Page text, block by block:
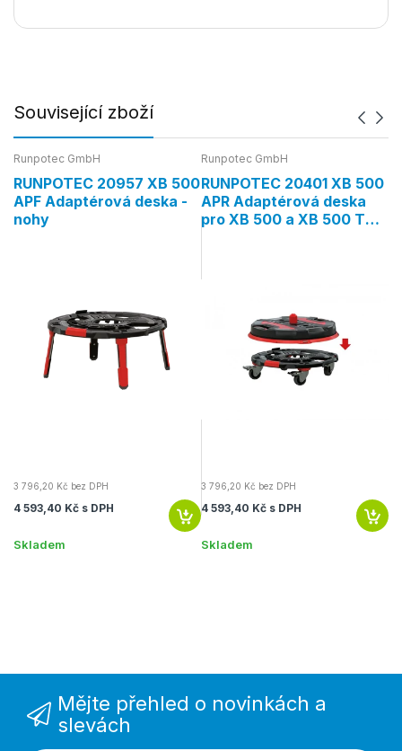
Související zboží
Runpotec GmbH
RUNPOTEC 20957 XB 500
APF Adaptérová deska -
nohy
3 796,20 Kč bez DPH
4 593,40 Kč s DPH
Skladem
Runpotec GmbH
RUNPOTEC 20401 XB 500
APR Adaptérová deska
pro XB 500 a XB 500 T
3 796,20 Kč bez DPH
4 593,40 Kč s DPH
Skladem
Mějte přehled o novinkách a
slevách